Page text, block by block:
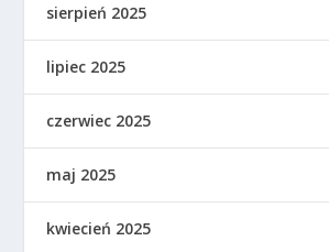
sierpień 2025
lipiec 2025
czerwiec 2025
maj 2025
kwiecień 2025